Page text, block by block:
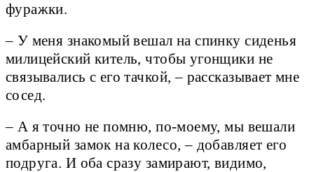
фуражки.
– У меня знакомый вешал на спинку сиденья
милицейский китель, чтобы угонщики не
связывались с его тачкой, – рассказывает мне
сосед.
– А я точно не помню, по-моему, мы вешали
амбарный замок на колесо, – добавляет его
подруга. И оба сразу замирают, видимо,